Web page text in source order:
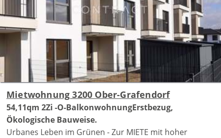
Mietwohnung 3200 Ober-Grafendorf
54,11qm 2Zi -O-BalkonwohnungErstbezug,
Ökologische Bauweise.
Urbanes Leben im Grünen - Zur MIETE mit hoher